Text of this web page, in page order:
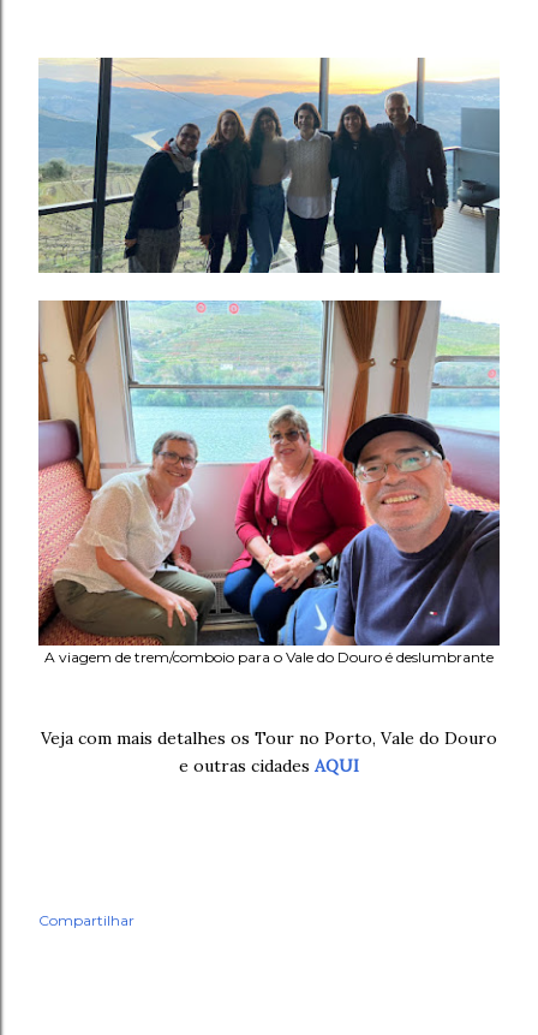
A viagem de trem/comboio para o Vale do Douro é deslumbrante
Veja com mais detalhes os Tour no Porto, Vale do Douro
e outras cidades AQUI
Compartilhar